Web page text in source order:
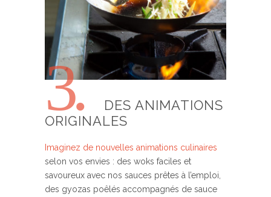
3.DES ANIMATIONS
ORIGINALES
Imaginez de nouvelles animations culinaires
selon vos envies : des woks faciles et
savoureux avec nos sauces prêtes à l’emploi,
des gyozas poêlés accompagnés de sauce